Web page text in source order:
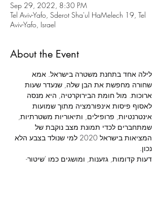
Sep 29, 2022, 8:30 PM
Tel Aviv-Yafo, Sderot Sha'ul HaMelech 19, Tel
Aviv-Yafo, Israel
About the Event
לילה אחד בתחנת משטרה בישראל. אמא
שחורה מחפשת את הבן שלה, שנעדר שעות
ארוכות. מול חומת הבירוקרטיה, היא מנסה
לאסוף פיסות אינפורמציה מתוך שמועות
אינטרנטיות, פרופילים, ותיאוריות משטרתיות,
שמתחברים לכדי תמונת מצב נוקבת של
המציאות בישראל 2020 למי שנולד בצבע הלא
דעות קדומות, גזענות, ומושגים כמו 'שיטור-